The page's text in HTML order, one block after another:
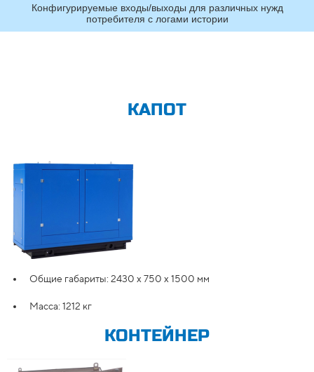
Конфигурируемые входы/выходы для различных нужд
потребителя c логами истории
КАПОТ
Общие габариты: 2430 х 750 x 1500 мм
Масса: 1212 кг
КОНТЕЙНЕР